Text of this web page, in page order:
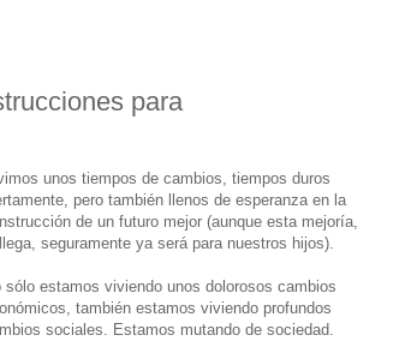
para
unos tiempos de cambios, tiempos duros
pero también llenos de esperanza en la
de un futuro mejor (aunque esta mejoría,
seguramente ya será para nuestros hijos).
sólo estamos viviendo unos dolorosos cambios
también estamos viviendo profundos
sociales. Estamos mutando de sociedad.